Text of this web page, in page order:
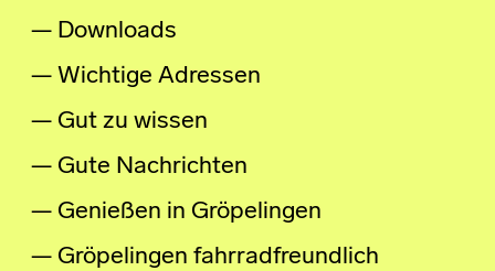
Downloads
Wichtige Adressen
Gut zu wissen
Gute Nachrichten
Genießen in Gröpelingen
Gröpelingen fahrradfreundlich